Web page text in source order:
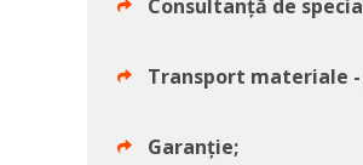
Consultanță de
Transport materiale
Garanție;